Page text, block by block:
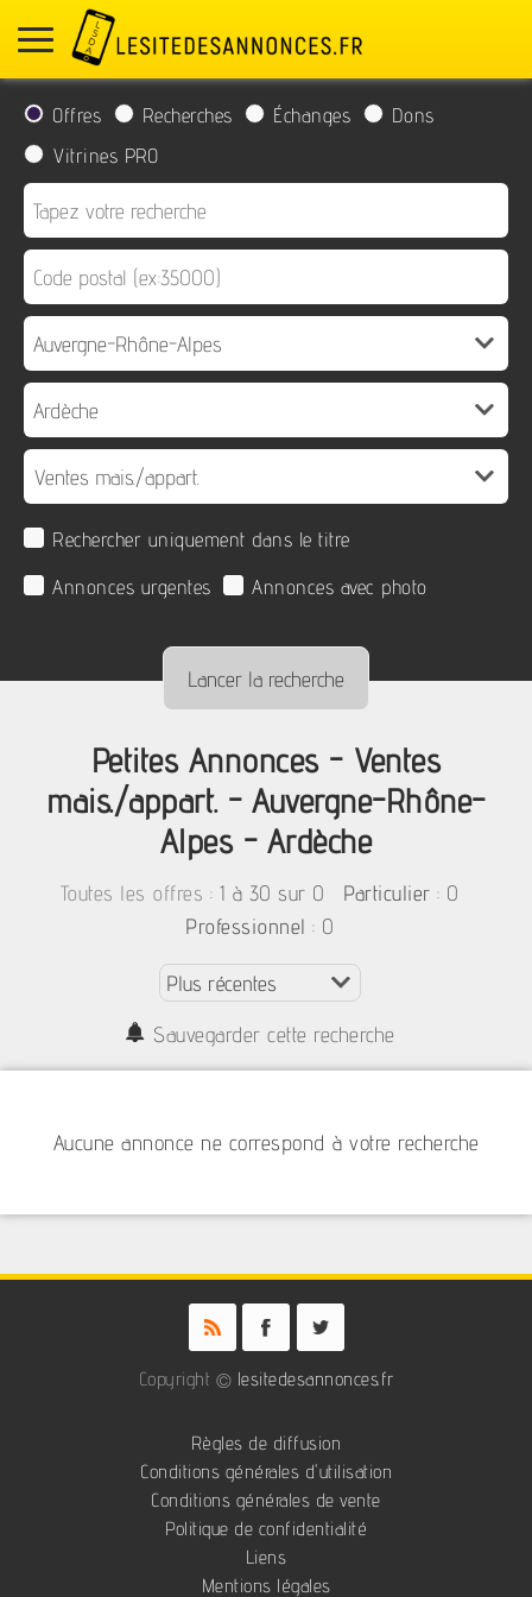
Offres Recherches Échanges
Dons
Vitrines PRO
Rechercher uniquement dans le titre
Annonces urgentes
Annonces avec photo
Petites Annonces - Ventes
mais./appart. - Auvergne-Rhône-
Alpes - Ardèche
Toutes les offres : 1 à 30 sur 0 Particulier : 0
Professionnel : 0
Sauvegarder cette recherche
Aucune annonce ne correspond à votre recherche
Copyright © lesitedesannonces.fr
Règles de diffusion
Conditions générales d'utilisation
Conditions générales de vente
Politique de confidentialité
Liens
Mentions légales